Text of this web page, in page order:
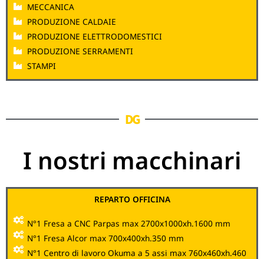
MECCANICA
PRODUZIONE CALDAIE
PRODUZIONE ELETTRODOMESTICI
PRODUZIONE SERRAMENTI
STAMPI
DG
I nostri macchinari
REPARTO OFFICINA
N°1 Fresa a CNC Parpas max 2700x1000xh.1600 mm
N°1 Fresa Alcor max 700x400xh.350 mm
N°1 Centro di lavoro Okuma a 5 assi max 760x460xh.460